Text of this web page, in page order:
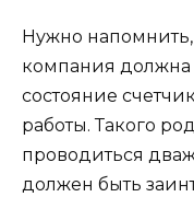
Нужно
компания
состояние
работы. Такого
проводиться
должен быть